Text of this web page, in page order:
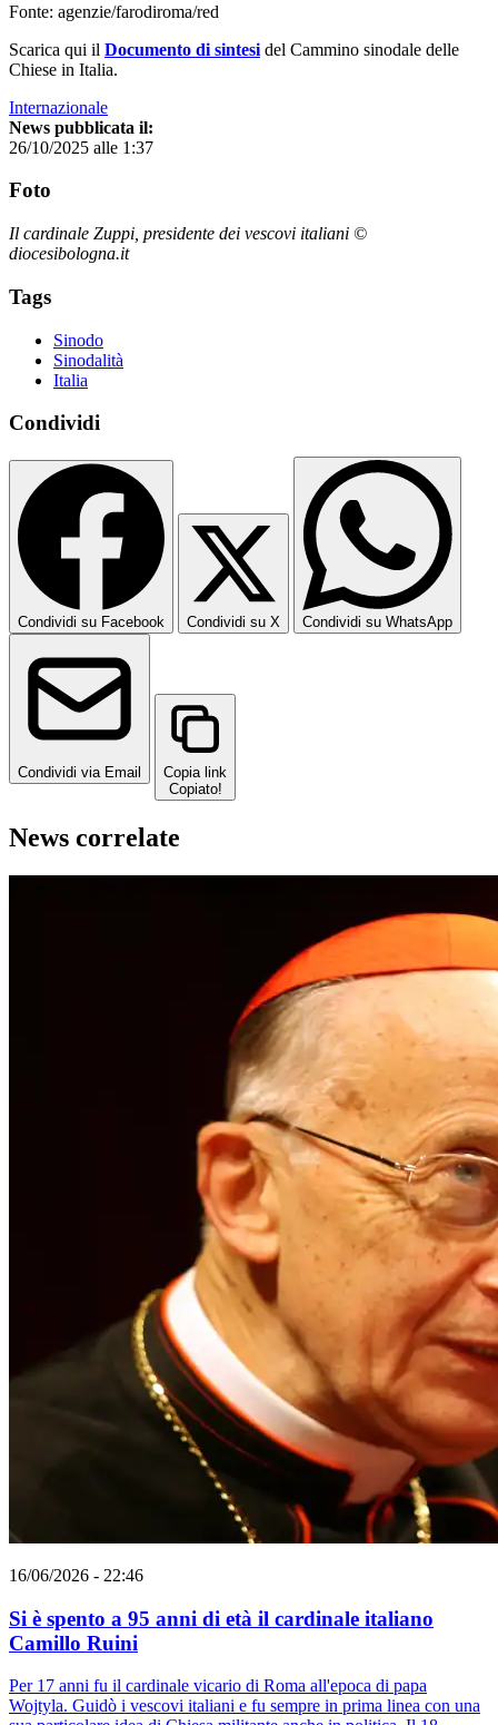
Fonte: agenzie/farodiroma/red
Scarica qui il Documento di sintesi del Cammino sinodale delle
Chiese in Italia.
Internazionale
News pubblicata il:
26/10/2025 alle 1:37
Foto
Il cardinale Zuppi, presidente dei vescovi italiani ©
diocesibologna.it
Tags
Sinodo
Sinodalità
Italia
Condividi
Condividi su Facebook Condividi su X Condividi su WhatsApp
Condividi via Email
Copia link
Copiato!
News correlate
16/06/2026 - 22:46
Si è spento a 95 anni di età il cardinale italiano
Camillo Ruini
Per 17 anni fu il cardinale vicario di Roma all'epoca di papa
Wojtyla. Guidò i vescovi italiani e fu sempre in prima linea con una